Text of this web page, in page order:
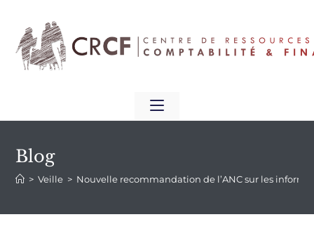
Blog
> Veille > Nouvelle recommandation de l’ANC sur les